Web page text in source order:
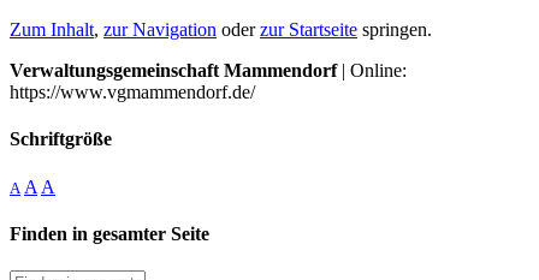
Zum Inhalt, zur Navigation oderzur Startseite springen.
Verwaltungsgemeinschaft Mammendorf| Online:
https://www.vgmammendorf.de/
Schriftgröße
A A A
Finden in gesamter Seite